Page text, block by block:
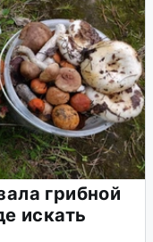
грибной
искать